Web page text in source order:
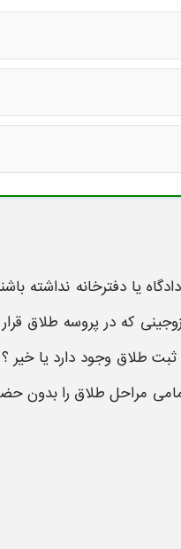
یا دفترخانه نداشته
که در پروسه طلاق
ثبت طلاق وجود دارد یا خیر
مراحل طلاق را بدون